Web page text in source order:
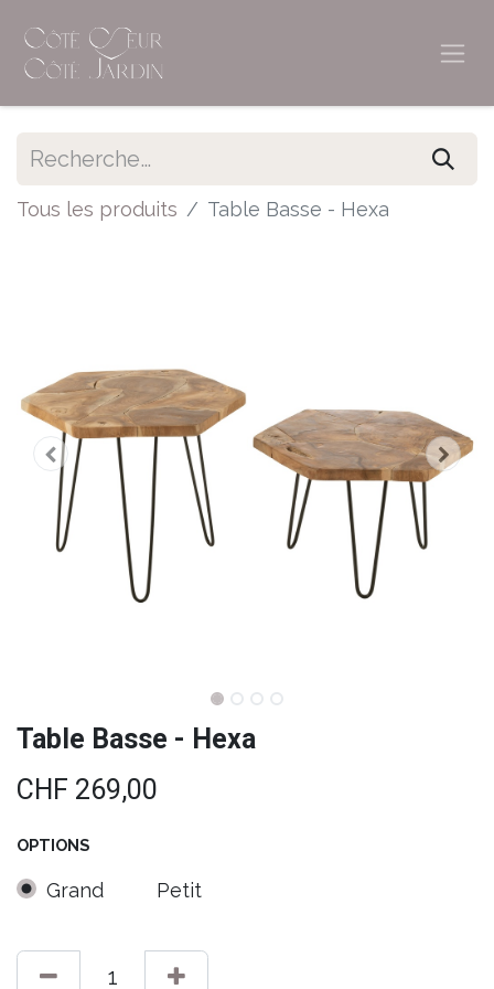
Tous les produits Table Basse - Hexa
Table Basse - Hexa
CHF 269,00
OPTIONS
Grand Petit